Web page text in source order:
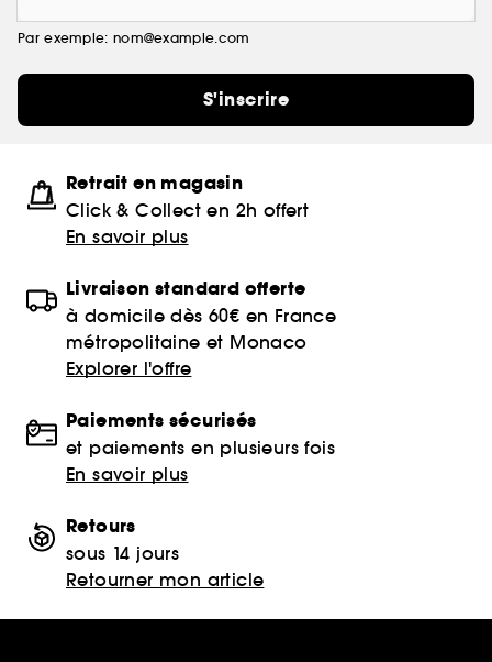
Par exemple: nom@example.com
S'inscrire
Retrait en magasin
Click & Collect en 2h offert
En savoir plus
Livraison standard offerte
à domicile dès 60€ en France
métropolitaine et Monaco
Explorer l'offre
Paiements sécurisés
et paiements en plusieurs fois
En savoir plus
Retours
sous 14 jours
Retourner mon article